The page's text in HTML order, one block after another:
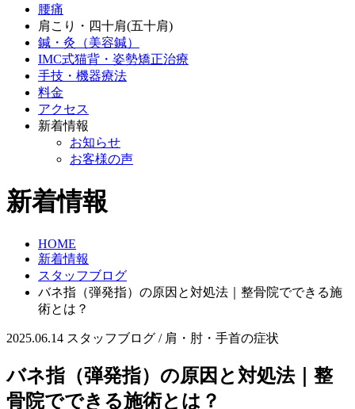
腰痛
肩こり・四十肩(五十肩)
鍼・灸（美容鍼）
IMC式猫背・姿勢矯正治療
手技・機器療法
料金
アクセス
新着情報
お知らせ
お客様の声
新着情報
HOME
新着情報
スタッフブログ
バネ指（弾発指）の原因と対処法｜整骨院でできる施
術とは？
2025.06.14 スタッフブログ / 肩・肘・手首の症状
バネ指（弾発指）の原因と対処法｜整
骨院でできる施術とは？